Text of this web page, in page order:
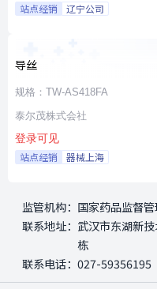
站点经销 辽宁公司
导丝
规格：TW-AS418FA
泰尔茂株式会社
登录可见
站点经销 器械上海
监管机构： 国家药品监督
联系地址： 武汉市东湖新
栋
联系电话： 027-59356195